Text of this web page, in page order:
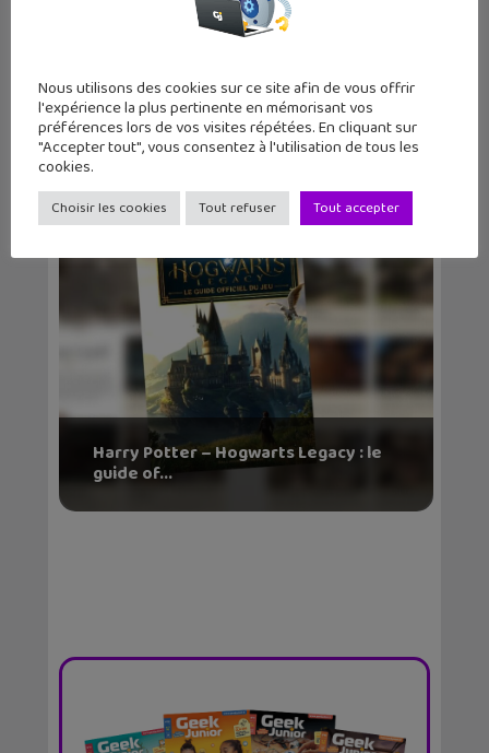
« Harry Potter : l’Exposition » : une
expérience i...
Harry Potter – Hogwarts Legacy : le
guide of...
Nous utilisons des cookies sur ce site afin de vous offrir
l'expérience la plus pertinente en mémorisant vos
préférences lors de vos visites répétées. En cliquant sur
"Accepter tout", vous consentez à l'utilisation de tous les
cookies.
Choisir les cookies Tout refuser Tout accepter